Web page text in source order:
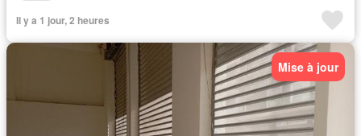
Il y a 1 jour, 2 heures
Mise à jour